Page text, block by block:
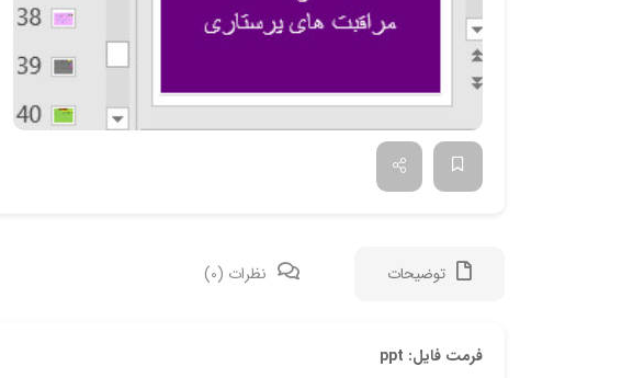
توضیحات نظرات (0)
فرمت فایل: ppt